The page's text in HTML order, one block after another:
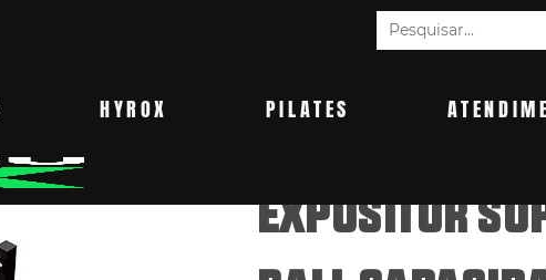
HYROX PILATES
EXPOSITOR